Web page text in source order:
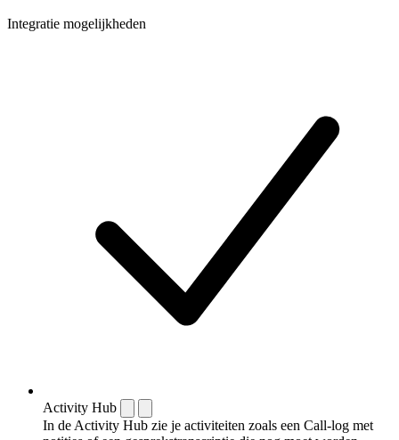
Integratie mogelijkheden
Activity Hub
In de Activity Hub zie je activiteiten zoals een Call-log met